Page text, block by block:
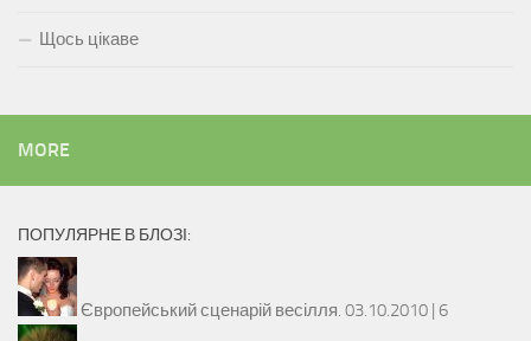
Щось цікаве
MORE
ПОПУЛЯРНЕ В БЛОЗІ:
Європейський сценарій весілля. 03.10.2010 | 6